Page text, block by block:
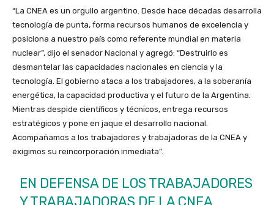
“La CNEA es un orgullo argentino. Desde hace décadas desarrolla
tecnología de punta, forma recursos humanos de excelencia y
posiciona a nuestro país como referente mundial en materia
nuclear”, dijo el senador Nacional y agregó: “Destruirlo es
desmantelar las capacidades nacionales en ciencia y la
tecnología. El gobierno ataca a los trabajadores, a la soberanía
energética, la capacidad productiva y el futuro de la Argentina.
Mientras despide científicos y técnicos, entrega recursos
estratégicos y pone en jaque el desarrollo nacional.
Acompañamos a los trabajadores y trabajadoras de la CNEA y
exigimos su reincorporación inmediata”.
EN DEFENSA DE LOS TRABAJADORES